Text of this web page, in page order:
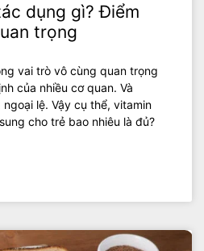
dụng gì? Điểm
trọng
vai trò vô cùng quan trọng
của nhiều cơ quan. Và
lệ. Vậy cụ thể, vitamin
cho trẻ bao nhiêu là đủ?